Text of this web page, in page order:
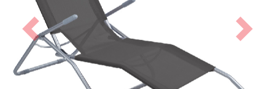
Előző